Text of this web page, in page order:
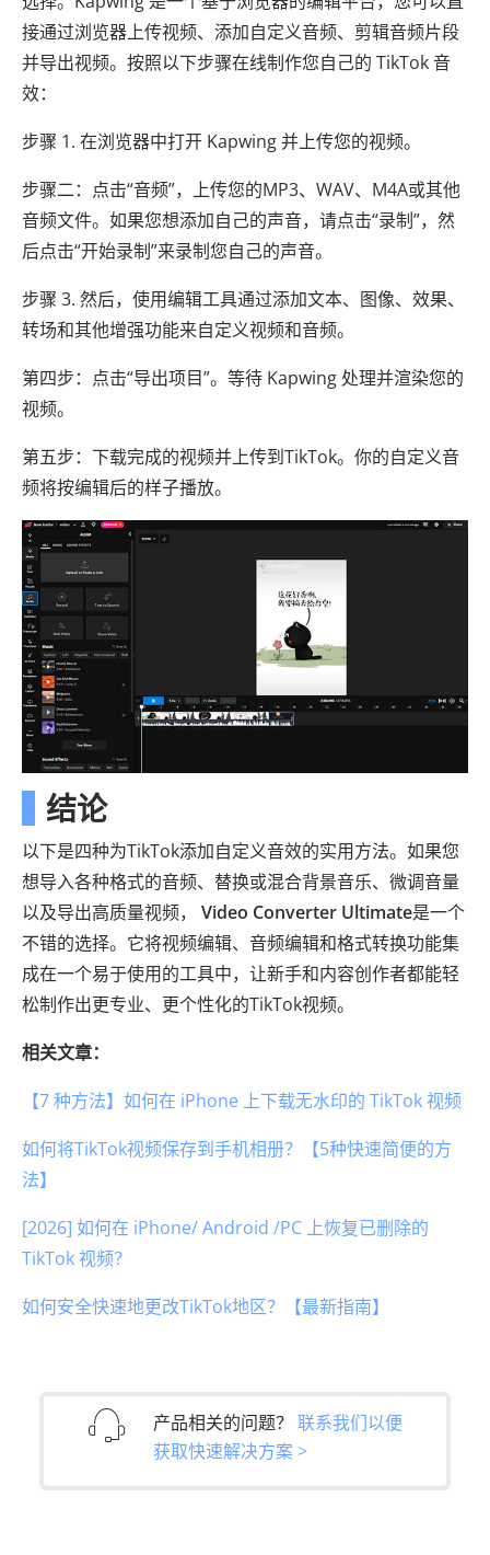
接通过浏览器上传视频、添加自定义音频、剪辑音频片段
并导出视频。按照以下步骤在线制作您自己的 TikTok 音
效：
步骤 1. 在浏览器中打开 Kapwing 并上传您的视频。
步骤二：点击“音频”，上传您的MP3、WAV、M4A或其他
音频文件。如果您想添加自己的声音，请点击“录制”，然
后点击“开始录制”来录制您自己的声音。
步骤 3. 然后，使用编辑工具通过添加文本、图像、效果、
转场和其他增强功能来自定义视频和音频。
第四步：点击“导出项目”。等待 Kapwing 处理并渲染您的
视频。
第五步：下载完成的视频并上传到TikTok。你的自定义音
频将按编辑后的样子播放。
结论
以下是四种为TikTok添加自定义音效的实用方法。如果您
想导入各种格式的音频、替换或混合背景音乐、微调音量
以及导出高质量视频， Video Converter Ultimate是一个
不错的选择。它将视频编辑、音频编辑和格式转换功能集
成在一个易于使用的工具中，让新手和内容创作者都能轻
松制作出更专业、更个性化的TikTok视频。
相关文章：
【7 种方法】如何在 iPhone 上下载无水印的 TikTok 视频
如何将TikTok视频保存到手机相册？【5种快速简便的方
法】
[2026] 如何在 iPhone/ Android /PC 上恢复已删除的
TikTok 视频？
如何安全快速地更改TikTok地区？【最新指南】
产品相关的问题？ 联系我们以便
获取快速解决方案 >